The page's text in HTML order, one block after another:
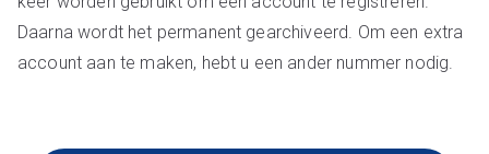
Daarna wordt het permanent gearchiveerd. Om een extra
account aan te maken, hebt u een ander nummer nodig.